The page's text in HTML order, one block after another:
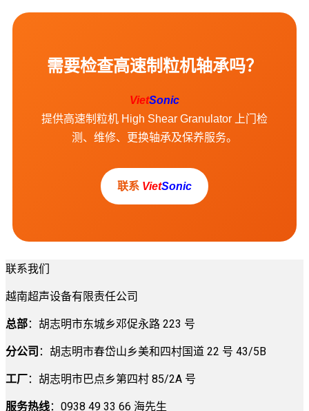
需要检查高速制粒机轴承吗？
VietSonic
提供高速制粒机 High Shear Granulator 上门检
测、维修、更换轴承及保养服务。
联系 VietSonic
联系我们
越南超声设备有限责任公司
总部：胡志明市东城乡邓促永路 223 号
分公司 ：胡志明市春岱山乡美和四村国道 22 号 43/5B
工厂：胡志明市巴点乡第四村 85/2A 号
服务热线：0938 49 33 66 海先生